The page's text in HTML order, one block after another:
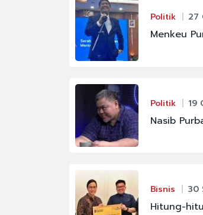
Politik 27
Menkeu
Politik 19
Nasib
Bisnis 30
Hitung-